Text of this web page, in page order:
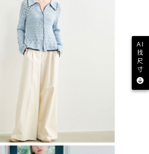
AI
找
尺
寸